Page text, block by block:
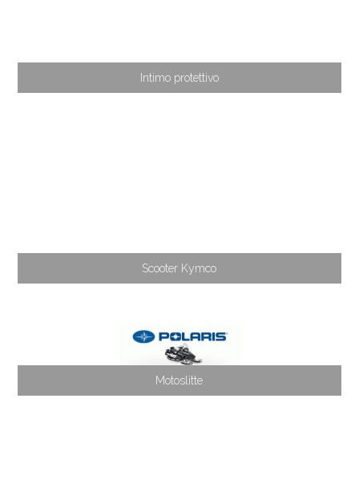
Intimo protettivo
Scooter Kymco
Motoslitte